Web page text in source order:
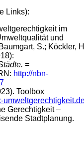
Links):
im
und
S.; Köckler,
=
http://nbn-
Toolbox
Gerechtigkeit –
Stadtplanung.